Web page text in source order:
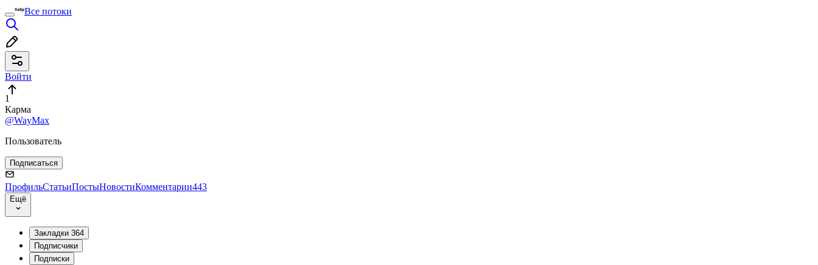
Все потоки
Войти
1
Карма
@WayMax
Пользователь
Подписаться
ПрофильСтатьиПостыНовостиКомментарии443
Ещё
Закладки 364
Подписчики
Подписки